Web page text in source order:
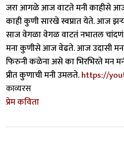
जरा आगळे आज वाटते मनी काहीसे आज
काही कुणी सारखे स्वप्नात येते. आज
साज वेगळा वेगळ वाटतं नभातल
मना कुणीसे आज वेढते. आज उदासी
फिरुनी कळेना असे का भिरभिरते मन
प्रीत कुणाची मनी उमलते.https://
काव्यरस
प्रेम कविता